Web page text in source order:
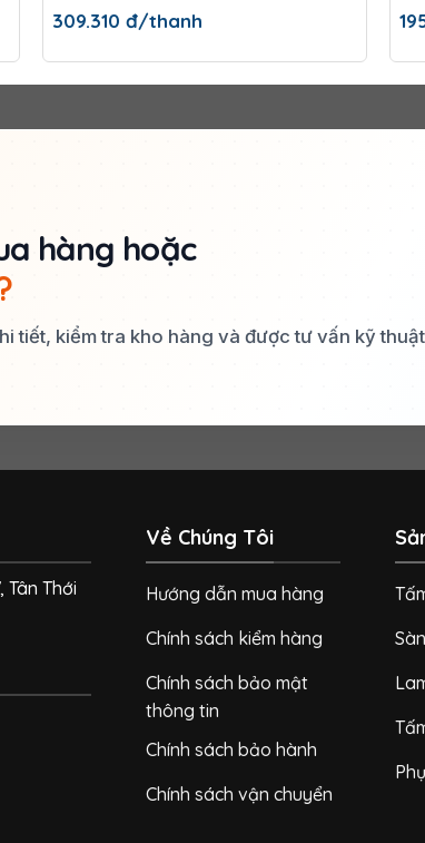
309.310 đ/thanh
hàng hoặc
tiết, kiểm tra kho hàng và được tư vấn kỹ
Tân Thới
Về Chúng Tôi
Hướng dẫn mua hàng
Chính sách kiểm hàng
Chính sách bảo mật
thông tin
Chính sách bảo hành
Chính sách vận chuyển